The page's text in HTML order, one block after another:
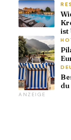
ist
ANZEIGE